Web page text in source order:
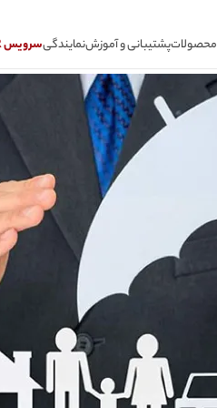
محصولاتپشتیبانی و آموزشنمایندگیسرویس CSR سامانه مودیان